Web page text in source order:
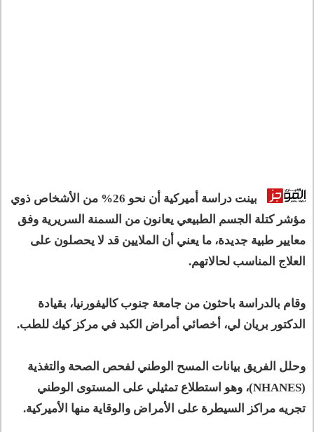
بينت دراسة أميركية أن نحو 26% من الأشخاص ذوي
مؤشر كتلة الجسم الطبيعي يعانون من السمنة السريرية وفق
معايير طبية جديدة، ما يعني أن الملايين قد لا يحصلون على
العلاج المناسب لحالاتهم.
وقام بالدراسة باحثون من جامعة جنوب كاليفورنيا، بقيادة
الدكتور بريان لي، أخصائي أمراض الكبد في مركز كيك للطب.
وحلل الفريق بيانات المسح الوطني لفحص الصحة والتغذية
(NHANES)، وهو استطلاع تمثيلي على المستوى الوطني
تجريه مراكز السيطرة على الأمراض والوقاية منها الأميركية.